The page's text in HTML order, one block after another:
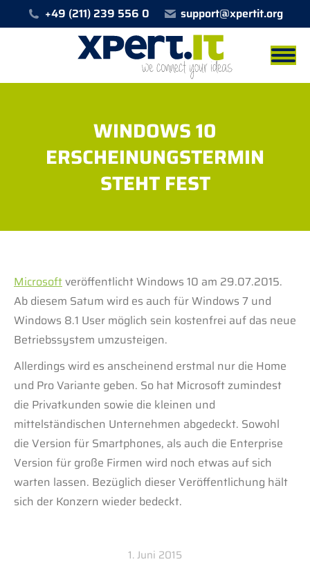
+49 (211) 239 556 0 support@xpertit.org
WINDOWS 10
ERSCHEINUNGSTERMIN
STEHT FEST
Microsoftveröffentlicht Windows 10 am 29.07.2015.
Ab diesem Satum wird es auch für Windows 7 und
Windows 8.1 User möglich sein kostenfrei auf das neue
Betriebssystem umzusteigen.
Allerdings wird es anscheinend erstmal nur die Home
und Pro Variante geben. So hat Microsoft zumindest
die Privatkunden sowie die kleinen und
mittelständischen Unternehmen abgedeckt. Sowohl
die Version für Smartphones, als auch die Enterprise
Version für große Firmen wird noch etwas auf sich
warten lassen. Bezüglich dieser Veröffentlichung hält
sich der Konzern wieder bedeckt.
1. Juni 2015